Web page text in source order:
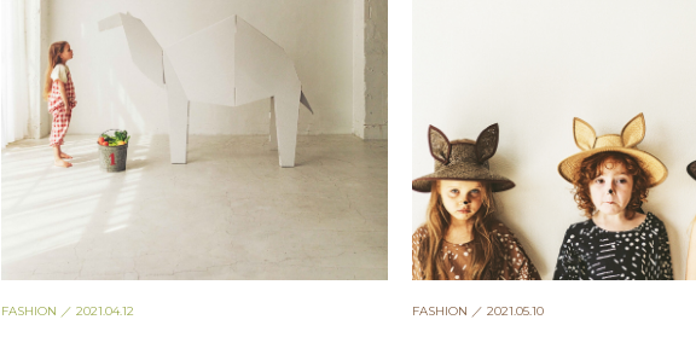
FASHION ／ 2021.04.12 FASHION ／ 2021.05.10